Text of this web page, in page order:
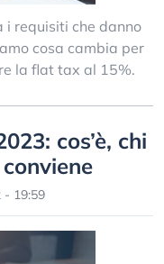
i requisiti che danno
cosa cambia per
la flat tax al 15%.
cos’è, chi
- 19:59